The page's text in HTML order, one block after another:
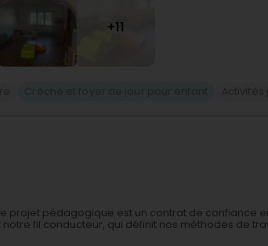
+11
projet pédagogique est un contrat de confiance
fil conducteur, qui définit nos méthodes de